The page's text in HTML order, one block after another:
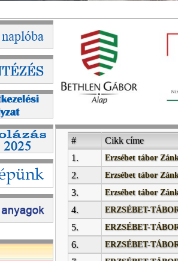
#
Cikk címe
1.
Erzsébet tábor
2. Erzsébet tábor
3. Erzsébet tábor
4. ERZSÉBET-
5. ERZSÉBET-
6. ERZSÉBET-